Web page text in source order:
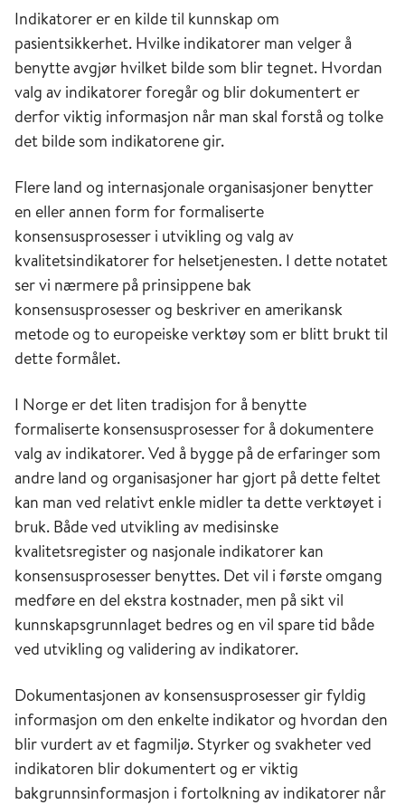
Indikatorer er en kilde til kunnskap om
pasientsikkerhet. Hvilke indikatorer man velger å
benytte avgjør hvilket bilde som blir tegnet. Hvordan
valg av indikatorer foregår og blir dokumentert er
derfor viktig informasjon når man skal forstå og tolke
det bilde som indikatorene gir.
Flere land og internasjonale organisasjoner benytter
en eller annen form for formaliserte
konsensusprosesser i utvikling og valg av
kvalitetsindikatorer for helsetjenesten. I dette notatet
ser vi nærmere på prinsippene bak
konsensusprosesser og beskriver en amerikansk
metode og to europeiske verktøy som er blitt brukt til
dette formålet.
I Norge er det liten tradisjon for å benytte
formaliserte konsensusprosesser for å dokumentere
valg av indikatorer. Ved å bygge på de erfaringer som
andre land og organisasjoner har gjort på dette feltet
kan man ved relativt enkle midler ta dette verktøyet i
bruk. Både ved utvikling av medisinske
kvalitetsregister og nasjonale indikatorer kan
konsensusprosesser benyttes. Det vil i første omgang
medføre en del ekstra kostnader, men på sikt vil
kunnskapsgrunnlaget bedres og en vil spare tid både
ved utvikling og validering av indikatorer.
Dokumentasjonen av konsensusprosesser gir fyldig
informasjon om den enkelte indikator og hvordan den
blir vurdert av et fagmiljø. Styrker og svakheter ved
indikatoren blir dokumentert og er viktig
bakgrunnsinformasjon i fortolkning av indikatorer når